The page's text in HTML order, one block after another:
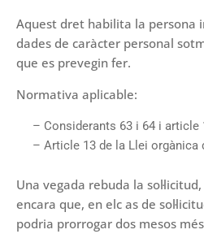
Aquest dret habilita la persona
dades de caràcter personal
que es prevegin fer.
Normativa aplicable:
– Considerants 63 i 64 i article
– Article 13 de la Llei orgànica
Una vegada rebuda la
encara que, en elc as de
podria prorrogar dos mesos